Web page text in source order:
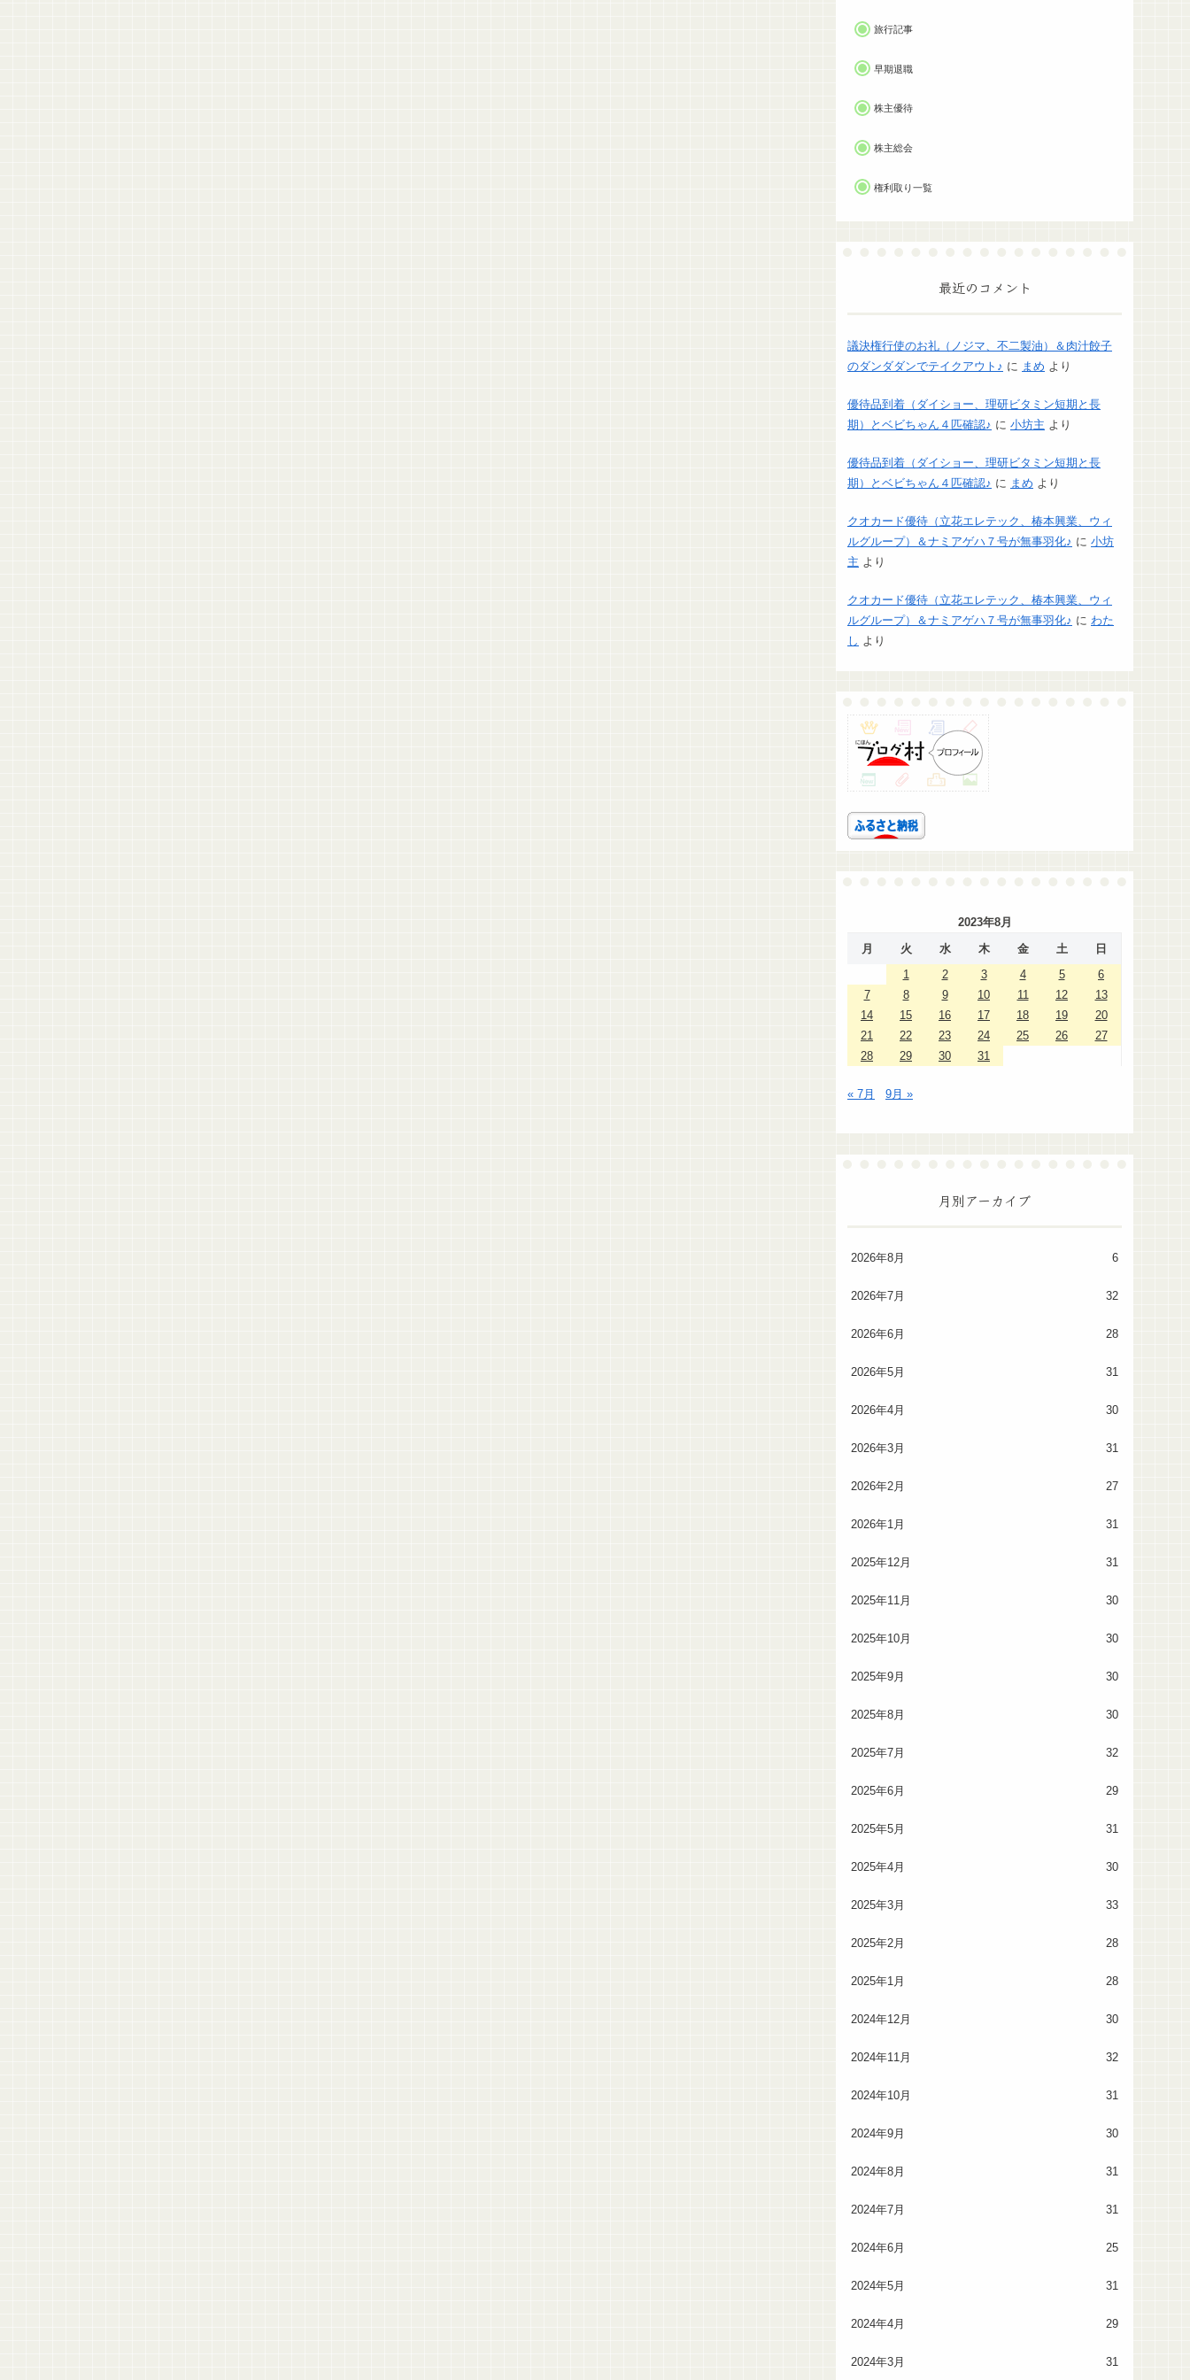
旅行記事
早期退職
株主優待
株主総会
権利取り一覧
最近のコメント
議決権行使のお礼（ノジマ、不二製油）＆肉汁餃子
のダンダダンでテイクアウト♪ に まめ より
優待品到着（ダイショー、理研ビタミン短期と長
期）とベビちゃん４匹確認♪ に 小坊主 より
優待品到着（ダイショー、理研ビタミン短期と長
期）とベビちゃん４匹確認♪ に まめ より
クオカード優待（立花エレテック、椿本興業、ウィ
ルグループ）＆ナミアゲハ７号が無事羽化♪ に 小坊
主 より
クオカード優待（立花エレテック、椿本興業、ウィ
ルグループ）＆ナミアゲハ７号が無事羽化♪ に わた
し より
2023年8月
月
火 水 木 金 土
日
1
2 3 4 5
6
7
8 9 10 11 12
13
14
15 16 17 18 19
20
21
22 23 24 25 26
27
28
29 30 31
« 7月 9月 »
月別アーカイブ
2026年8月 6
2026年7月 32
2026年6月 28
2026年5月 31
2026年4月 30
2026年3月 31
2026年2月 27
2026年1月 31
2025年12月 31
2025年11月 30
2025年10月 30
2025年9月 30
2025年8月 30
2025年7月 32
2025年6月 29
2025年5月 31
2025年4月 30
2025年3月 33
2025年2月 28
2025年1月 28
2024年12月 30
2024年11月 32
2024年10月 31
2024年9月 30
2024年8月 31
2024年7月 31
2024年6月 25
2024年5月 31
2024年4月 29
2024年3月 31